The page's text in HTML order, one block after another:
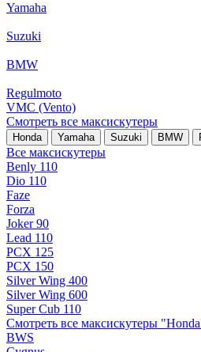
Yamaha
Suzuki
BMW
Regulmoto
VMC (Vento)
Смотреть все максискутеры
Honda Yamaha Suzuki BMW
Все максискутеры
Benly 110
Dio 110
Faze
Forza
Joker 90
Lead 110
PCX 125
PCX 150
Silver Wing 400
Silver Wing 600
Super Cub 110
Смотреть все максискутеры
BWS